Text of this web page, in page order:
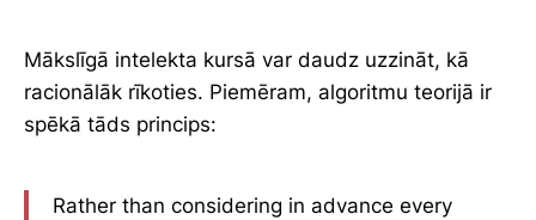
Mākslīgā intelekta kursā var daudz uzzināt, kā
racionālāk rīkoties. Piemēram, algoritmu teorijā ir
spēkā tāds princips:
Rather than considering in advance every